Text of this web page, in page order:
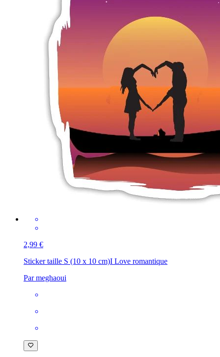
2,99 €
Sticker taille S (10 x 10 cm)I Love romantique
Par meghaoui